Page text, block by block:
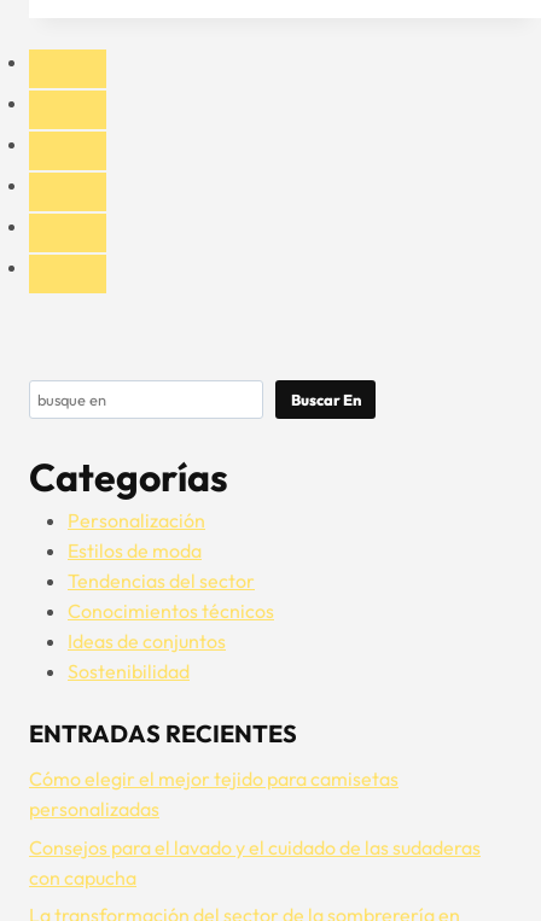
Buscar Buscar En
Categorías
Personalización
Estilos de moda
Tendencias del sector
Conocimientos técnicos
Ideas de conjuntos
Sostenibilidad
ENTRADAS RECIENTES
Cómo elegir el mejor tejido para camisetas
personalizadas
Consejos para el lavado y el cuidado de las sudaderas
con capucha
La transformación del sector de la sombrerería en